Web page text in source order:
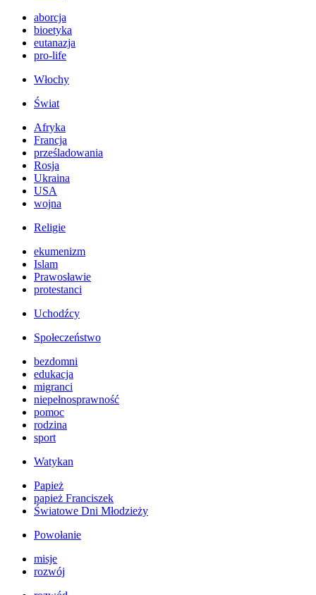
aborcja
bioetyka
eutanazja
pro-life
Włochy
Świat
Afryka
Francja
prześladowania
Rosja
Ukraina
USA
wojna
Religie
ekumenizm
Islam
Prawosławie
protestanci
Uchodźcy
Społeczeństwo
bezdomni
edukacja
migranci
niepełnosprawność
pomoc
rodzina
sport
Watykan
Papież
papież Franciszek
Światowe Dni Młodzieży
Powołanie
misje
rozwój